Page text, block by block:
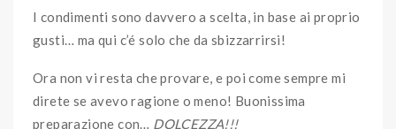
I condimenti sono davvero a scelta, in base ai proprio
gusti… ma qui c’é solo che da sbizzarrirsi!
Ora non vi resta che provare, e poi come sempre mi
direte se avevo ragione o meno! Buonissima
preparazione con… DOLCEZZA!!!